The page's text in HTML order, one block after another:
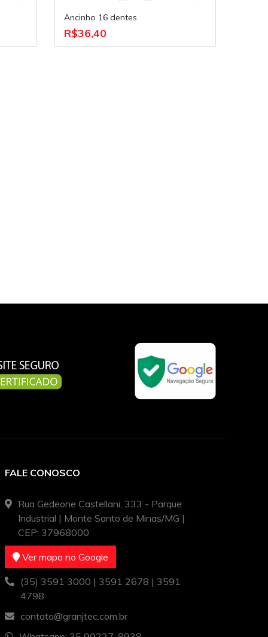
Ancinho 16 dentes
R$36,40
FALE CONOSCO
Rua Gedeone Castellani, 333 - Parque
Industrial | Monte Santo de Minas/MG |
CEP: 37968000
Ver mapa no Google
(35) 3591 3000 | 3591 2678 | 3591
4798
contato@granjtec.com.br